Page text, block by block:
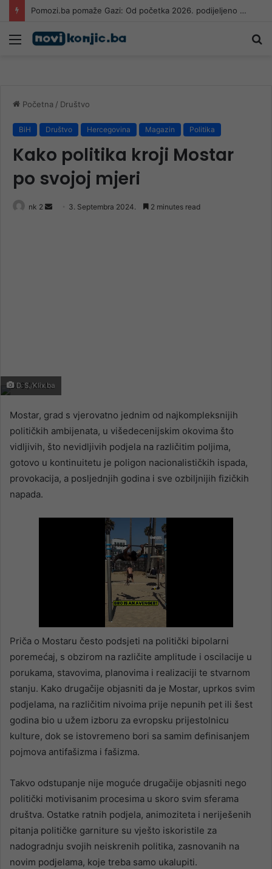
Snažna oluja pogodila Sloveniju, temperatura u trenutku pala za više od 10 °C
Meni
Početna / Društvo
BiH Društvo Hercegovina Magazin Politika
Kako politika kroji Mostar
po svojoj mjeri
nk 2
Send 3. Septembra 2024. 2 minutes read
D. S./Klix.ba
Mostar, grad s vjerovatno jednim od najkompleksnijih
političkih ambijenata, u višedecenijskim okovima što
vidljivih, što nevidljivih podjela na različitim poljima,
gotovo u kontinuitetu je poligon nacionalističkih ispada,
provokacija, a posljednjih godina i sve ozbiljnijih fizičkih
napada.
Priča o Mostaru često podsjeti na politički bipolarni
poremećaj, s obzirom na različite amplitude i oscilacije u
porukama, stavovima, planovima i realizaciji te stvarnom
stanju. Kako drugačije objasniti da je Mostar, uprkos svim
podjelama, na različitim nivoima prije nepunih pet ili šest
godina bio u užem izboru za evropsku prijestolnicu
kulture, dok se istovremeno bori sa samim definisanjem
pojmova antifašizma i fašizma.
Takvo odstupanje nije moguće drugačije objasniti nego
politički motivisanim procesima u skoro svim sferama
društva. Ostatke ratnih podjela, animoziteta i neriješenih
pitanja političke garniture su vješto iskoristile za
nadogradnju svojih neiskrenih politika, zasnovanih na
novim podjelama, koje treba samo ukalupiti.